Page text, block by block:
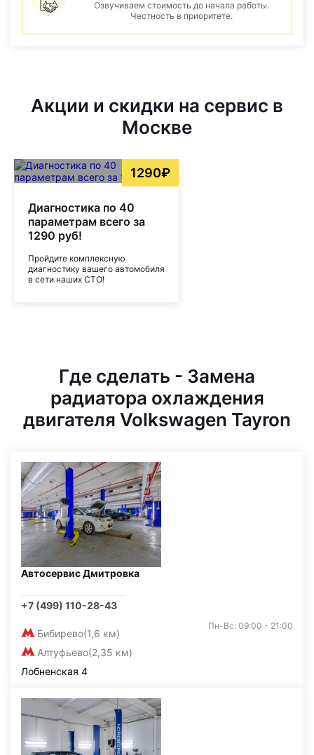
Озвучиваем стоимость до начала работы.
Честность в приоритете.
Акции и скидки на сервис в
Москве
1290₽
Диагностика по 40
параметрам всего за
1290 руб!
Пройдите комплексную
диагностику вашего автомобиля
в сети наших СТО!
Где сделать - Замена
радиатора охлаждения
двигателя Volkswagen Tayron
Автосервис Дмитровка
+7 (499) 110-28-43
Бибирево(1,6 км)
Алтуфьево(2,35 км)
Пн-Вс: 09:00 - 21:00
Лобненская 4